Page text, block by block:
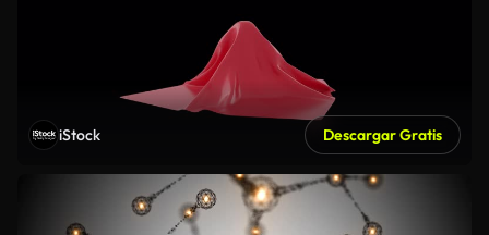
iStock Descargar Gratis